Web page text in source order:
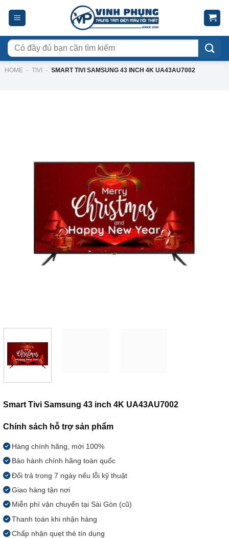
Tìm
kiếm:
HOME - TIVI - SMART TIVI SAMSUNG 43 INCH 4K UA43AU7002
Smart Tivi Samsung 43 inch 4K UA43AU7002
Chính sách hỗ trợ sản phẩm
Hàng chính hãng, mới 100%
Bảo hành chính hãng toàn quốc
Đổi trả trong 7 ngày nếu lỗi kỹ thuật
Giao hàng tận nơi
Miễn phí vận chuyển tại Sài Gòn (cũ)
Thanh toán khi nhận hàng
Chấp nhận quẹt thẻ tín dụng